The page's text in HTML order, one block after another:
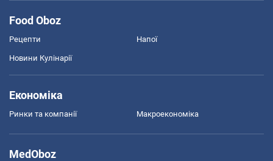
Food Oboz
Рецепти Напої
Новини Кулінарії
Економіка
Ринки та компанії Макроекономіка
MedOboz